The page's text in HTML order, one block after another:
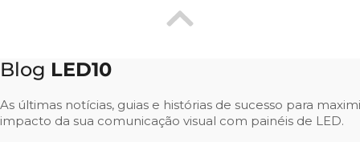
Blog LED10
As últimas notícias, guias e histórias de sucesso para
impacto da sua comunicação visual com painéis de LED.